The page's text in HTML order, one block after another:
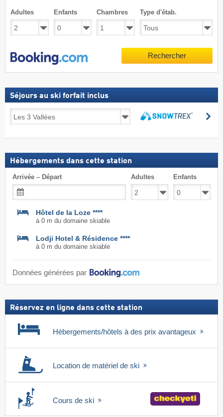
Adultes Enfants Chambres Type d'étab.
Rechercher
Séjours au ski forfait inclus
au
forfait
Hébergements dans cette station
Arrivée – Départ Adultes Enfants
Hôtel de la Loze ****
à 0 m du domaine skiable
Lodji Hotel & Résidence ****
à 0 m du domaine skiable
Données générées par
Réservez en ligne dans cette station
Hébergements/hôtels à des prix avantageux
Location de matériel de ski
Cours de ski